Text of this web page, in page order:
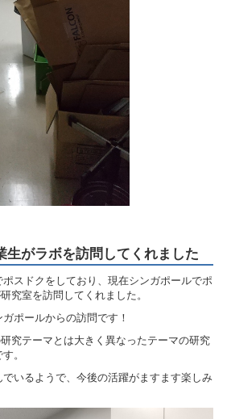
がラボを訪問してくれました
スドクをしており、現在シンガポールでポ
究室を訪問してくれました。
ポールからの訪問です！
究テーマとは大きく異なったテーマの研究
。
いるようで、今後の活躍がますます楽しみ